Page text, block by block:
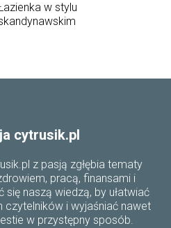
w stylu
cytrusik.pl
z pasją zgłębia tematy
pracą, finansami i
się naszą wiedzą, by ułatwiać
czytelników i wyjaśniać nawet
w przystępny sposób.